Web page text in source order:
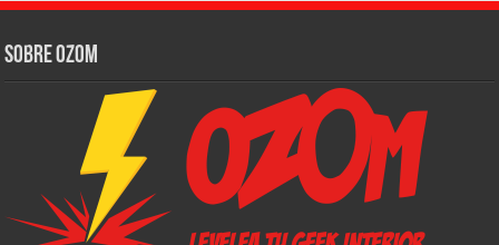
Sobre Ozom